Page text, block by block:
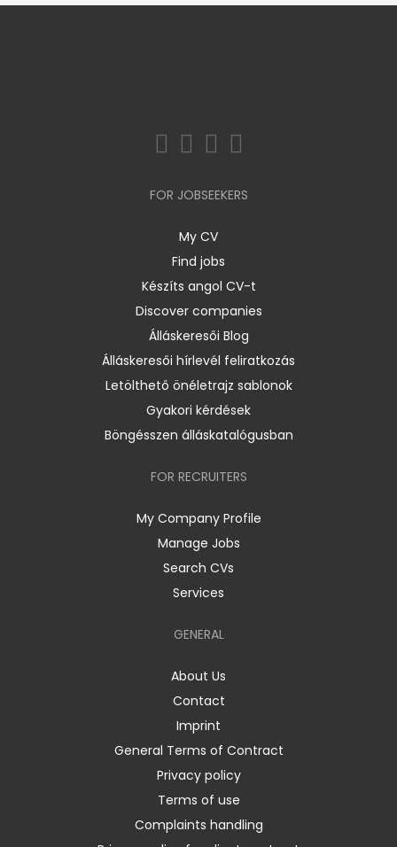
FOR JOBSEEKERS
My CV
Find jobs
Készíts angol CV-t
Discover companies
Álláskeresői Blog
Álláskeresői hírlevél feliratkozás
Letölthető önéletrajz sablonok
Gyakori kérdések
Böngésszen álláskatalógusban
FOR RECRUITERS
My Company Profile
Manage Jobs
Search CVs
Services
GENERAL
About Us
Contact
Imprint
General Terms of Contract
Privacy policy
Terms of use
Complaints handling